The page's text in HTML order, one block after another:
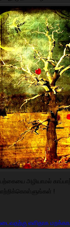
அழியாமல்
!
எளிதாக